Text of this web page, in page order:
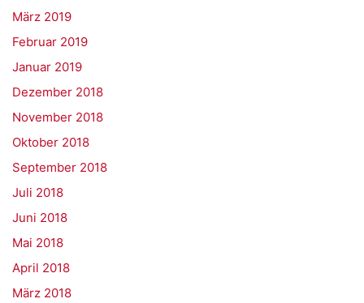
März 2019
Februar 2019
Januar 2019
Dezember 2018
November 2018
Oktober 2018
September 2018
Juli 2018
Juni 2018
Mai 2018
April 2018
März 2018